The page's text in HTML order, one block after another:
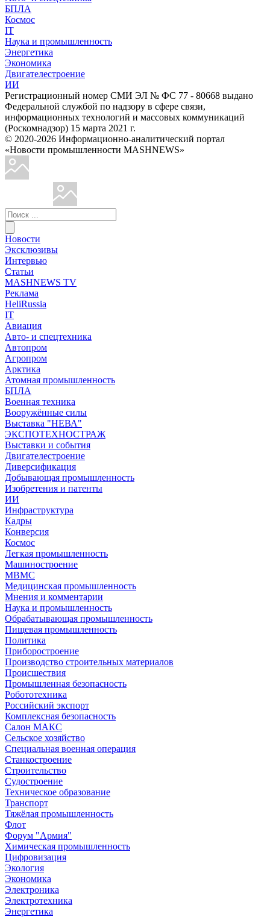
БПЛА
Космос
IT
Наука и промышленность
Энергетика
Экономика
Двигателестроение
ИИ
Регистрационный номер СМИ ЭЛ № ФС 77 - 80668 выдано
Федеральной службой по надзору в сфере связи,
информационных технологий и массовых коммуникаций
(Роскомнадзор) 15 марта 2021 г.
© 2020-2026 Информационно-аналитический портал
«Новости промышленности MASHNEWS»
Новости
Эксклюзивы
Интервью
Статьи
MASHNEWS TV
Реклама
HeliRussia
IT
Авиация
Авто- и спецтехника
Автопром
Агропром
Арктика
Атомная промышленность
БПЛА
Военная техника
Вооружённые силы
Выставка "НЕВА"
ЭКСПОТЕХНОСТРАЖ
Выставки и события
Двигателестроение
Диверсификация
Добывающая промышленность
Изобретения и патенты
ИИ
Инфраструктура
Кадры
Конверсия
Космос
Легкая промышленность
Машиностроение
МВМС
Медицинская промышленность
Мнения и комментарии
Наука и промышленность
Обрабатывающая промышленность
Пищевая промышленность
Политика
Приборостроение
Производство строительных материалов
Происшествия
Промышленная безопасность
Робототехника
Российский экспорт
Комплексная безопасность
Салон МАКС
Сельское хозяйство
Специальная военная операция
Станкостроение
Строительство
Судостроение
Техническое образование
Транспорт
Тяжёлая промышленность
Флот
Форум "Армия"
Химическая промышленность
Цифровизация
Экология
Экономика
Электроника
Электротехника
Энергетика